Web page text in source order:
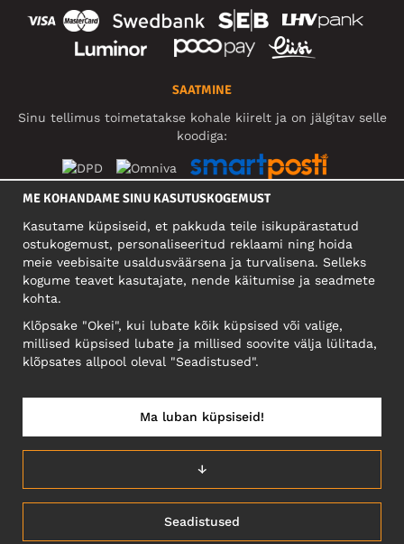
SAATMINE
Sinu tellimus toimetatakse kohale kiirelt ja on jälgitav selle
koodiga:
FIRMA
Mäeküla tn 9, EE-13525 Tallinn
Reg: 17449603, KMKR: EE102960721
EESTI/EESTI KEEL
ME KOHANDAME SINU KASUTUSKOGEMUST
Kasutame küpsiseid, et pakkuda teile isikupärastatud
ostukogemust, personaliseeritud reklaami ning hoida
meie veebisaite usaldusväärsena ja turvalisena. Selleks
kogume teavet kasutajate, nende käitumise ja seadmete
kohta.
Klõpsake "Okei", kui lubate kõik küpsised või valige,
millised küpsised lubate ja millised soovite välja lülitada,
klõpsates allpool oleval "Seadistused".
Seadistused
↓
Ma luban küpsiseid!